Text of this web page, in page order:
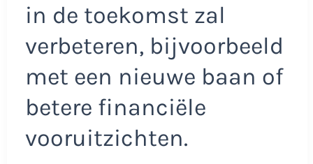
in de toekomst zal
verbeteren, bijvoorbeeld
met een nieuwe baan of
betere financiële
vooruitzichten.